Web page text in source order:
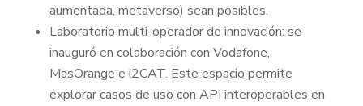
aumentada, metaverso) sean posibles.
Laboratorio multi-operador de innovación: se
inauguró en colaboración con Vodafone,
MasOrange e i2CAT. Este espacio permite
explorar casos de uso con API interoperables en